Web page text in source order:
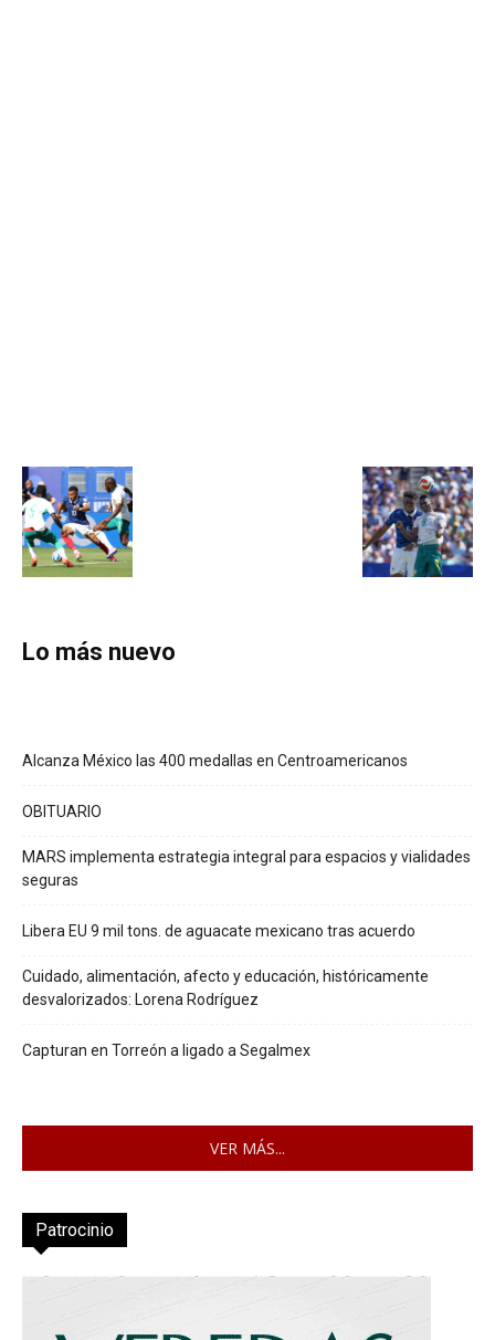
Lo más nuevo
Alcanza México las 400 medallas en Centroamericanos
OBITUARIO
MARS implementa estrategia integral para espacios y vialidades
seguras
Libera EU 9 mil tons. de aguacate mexicano tras acuerdo
Cuidado, alimentación, afecto y educación, históricamente
desvalorizados: Lorena Rodríguez
Capturan en Torreón a ligado a Segalmex
VER MÁS...
Patrocinio